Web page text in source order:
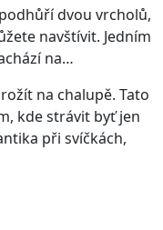
dvou vrcholů,
navštívit. Jedním
na…
na chalupě. Tato
kde strávit byť jen
při svíčkách,